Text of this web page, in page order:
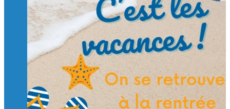
Charger plus Suivre sur Instagram
🙏 Soutenez l’Isep via la taxe d’apprentissage 2026
et contribuons ensemble à former les générations
d’ingénieurs de demain. 🙏
Merci à tous !
🎯 Taxe d’apprentissage 2026 : avec l'Isep, investissez pour
un numérique au service de l'humain !
À l’Isep, nous formons des ingénieurs, des bachelors, des
Mastères Spécialisés, qui allient excellence technologique et
valeurs humaines, au cœur de notre pro